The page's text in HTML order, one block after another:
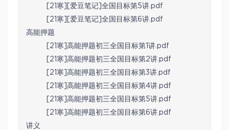
[21寒][爱豆笔记]全国目标第5讲.pdf
[21寒][爱豆笔记]全国目标第6讲.pdf
高能押题
[21寒]高能押题初三全国目标第1讲.pdf
[21寒]高能押题初三全国目标第2讲.pdf
[21寒]高能押题初三全国目标第3讲.pdf
[21寒]高能押题初三全国目标第4讲.pdf
[21寒]高能押题初三全国目标第5讲.pdf
[21寒]高能押题初三全国目标第6讲.pdf
讲义